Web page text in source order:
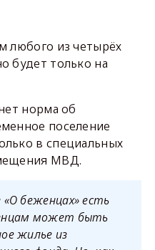
любого из четырёх
будет только на
норма об
поселение
в специальных
МВД.
беженцах» есть
может быть
жилье из